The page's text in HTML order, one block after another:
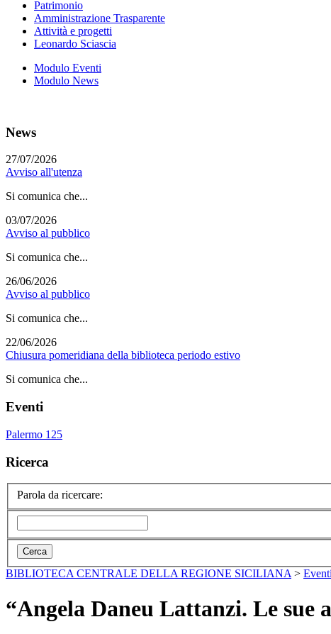
Patrimonio
Amministrazione Trasparente
Attività e progetti
Leonardo Sciascia
Modulo Eventi
Modulo News
News
27/07/2026
Avviso all'utenza
Si comunica che...
03/07/2026
Avviso al pubblico
Si comunica che...
26/06/2026
Avviso al pubblico
Si comunica che...
22/06/2026
Chiusura pomeridiana della biblioteca periodo estivo
Si comunica che...
Eventi
Palermo 125
Ricerca
Parola da ricercare:
BIBLIOTECA CENTRALE DELLA REGIONE SICILIANA >
“Angela Daneu Lattanzi. Le sue